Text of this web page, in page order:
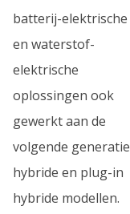
batterij-elektrische
en waterstof-
elektrische
oplossingen ook
gewerkt aan de
volgende generatie
hybride en plug-in
hybride modellen.